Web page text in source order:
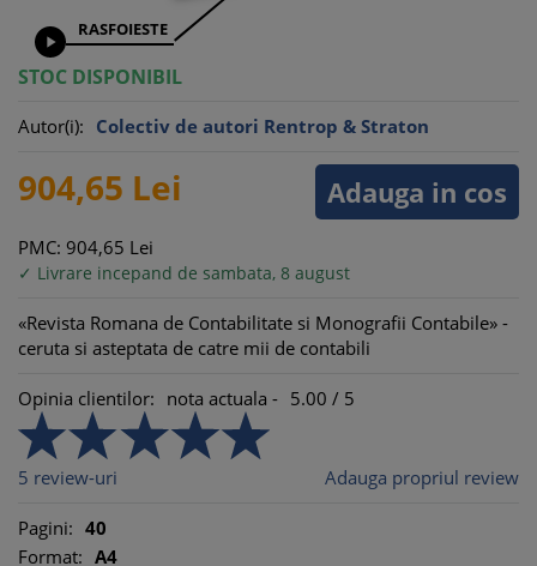

RASFOIESTE
STOC DISPONIBIL
Autor(i): Colectiv de autori Rentrop & Straton
Adauga in cos
904,65 Lei
PMC: 904,65 Lei
✓ Livrare incepand de sambata, 8 august
«Revista Romana de Contabilitate si Monografii Contabile» -
ceruta si asteptata de catre mii de contabili
Opinia clientilor: nota actuala - 5.00 / 5
5 review-uri Adauga propriul review
Pagini: 40
Format: A4